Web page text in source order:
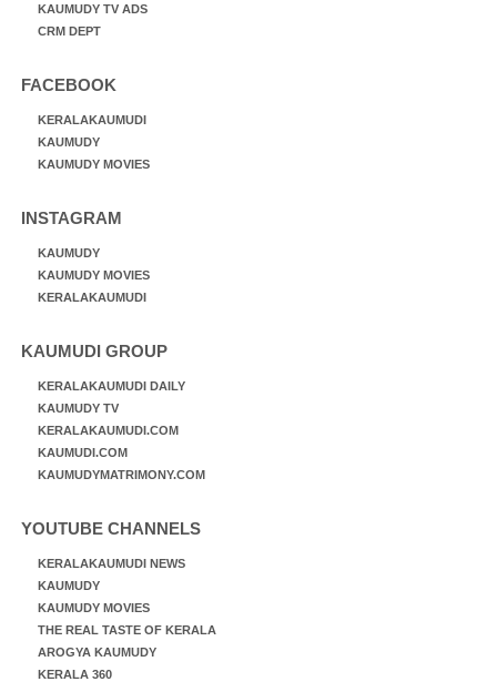
KAUMUDY TV ADS
CRM DEPT
FACEBOOK
KERALAKAUMUDI
KAUMUDY
KAUMUDY MOVIES
INSTAGRAM
KAUMUDY
KAUMUDY MOVIES
KERALAKAUMUDI
KAUMUDI GROUP
KERALAKAUMUDI DAILY
KAUMUDY TV
KERALAKAUMUDI.COM
KAUMUDI.COM
KAUMUDYMATRIMONY.COM
YOUTUBE CHANNELS
KERALAKAUMUDI NEWS
KAUMUDY
KAUMUDY MOVIES
THE REAL TASTE OF KERALA
AROGYA KAUMUDY
KERALA 360